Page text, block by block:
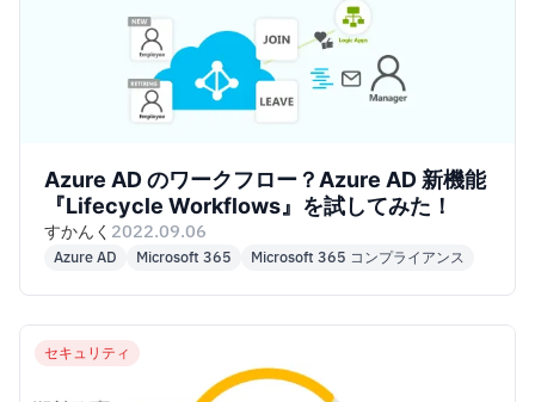
Azure AD のワークフロー？Azure AD 新機能
『Lifecycle Workflows』を試してみた！
すかんく 2022.09.06
Azure AD Microsoft 365 Microsoft 365 コンプライアンス
セキュリティ